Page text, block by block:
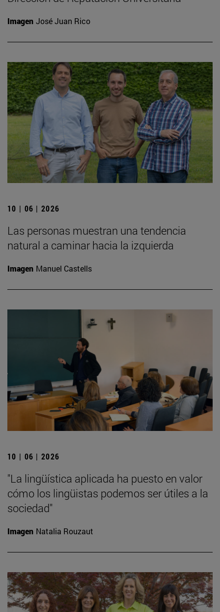
Imagen José Juan Rico
10 | 06 | 2026
Las personas muestran una tendencia
natural a caminar hacia la izquierda
Imagen Manuel Castells
10 | 06 | 2026
"La lingüística aplicada ha puesto en valor
cómo los lingüistas podemos ser útiles a la
sociedad"
Imagen Natalia Rouzaut